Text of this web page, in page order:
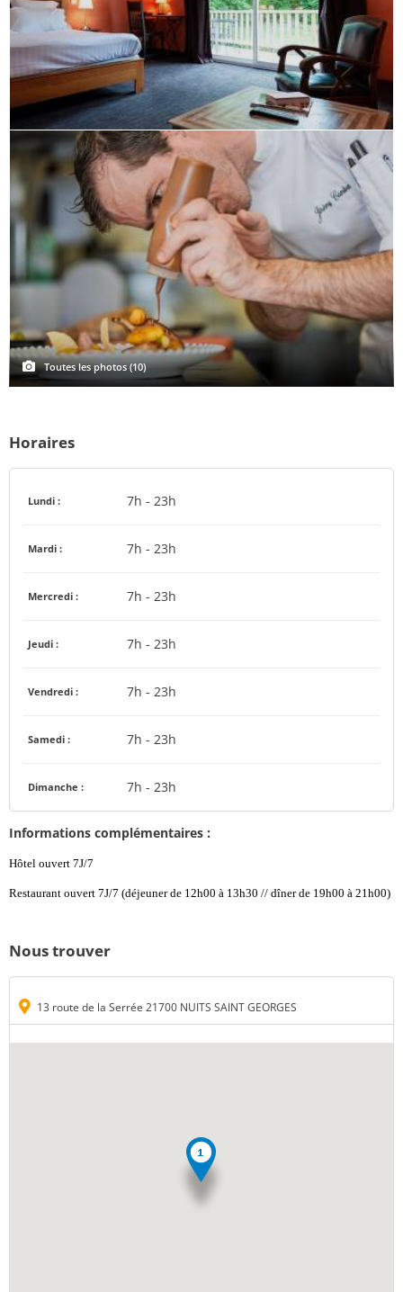
Toutes les photos (10)
Horaires
Lundi : 7h - 23h
Mardi : 7h - 23h
Mercredi : 7h - 23h
Jeudi : 7h - 23h
Vendredi : 7h - 23h
Samedi : 7h - 23h
Dimanche : 7h - 23h
Informations complémentaires :
Hôtel ouvert 7J/7
Restaurant ouvert 7J/7 (déjeuner de 12h00 à 13h30 // dîner de 19h00 à 21h00)
Nous trouver
13 route de la Serrée 21700 NUITS SAINT GEORGES